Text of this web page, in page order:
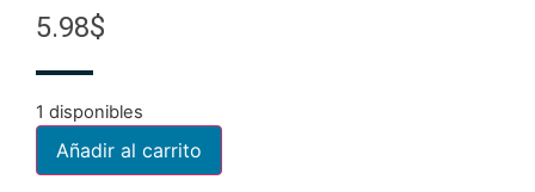
5.98$
1 disponibles
Añadir al carrito